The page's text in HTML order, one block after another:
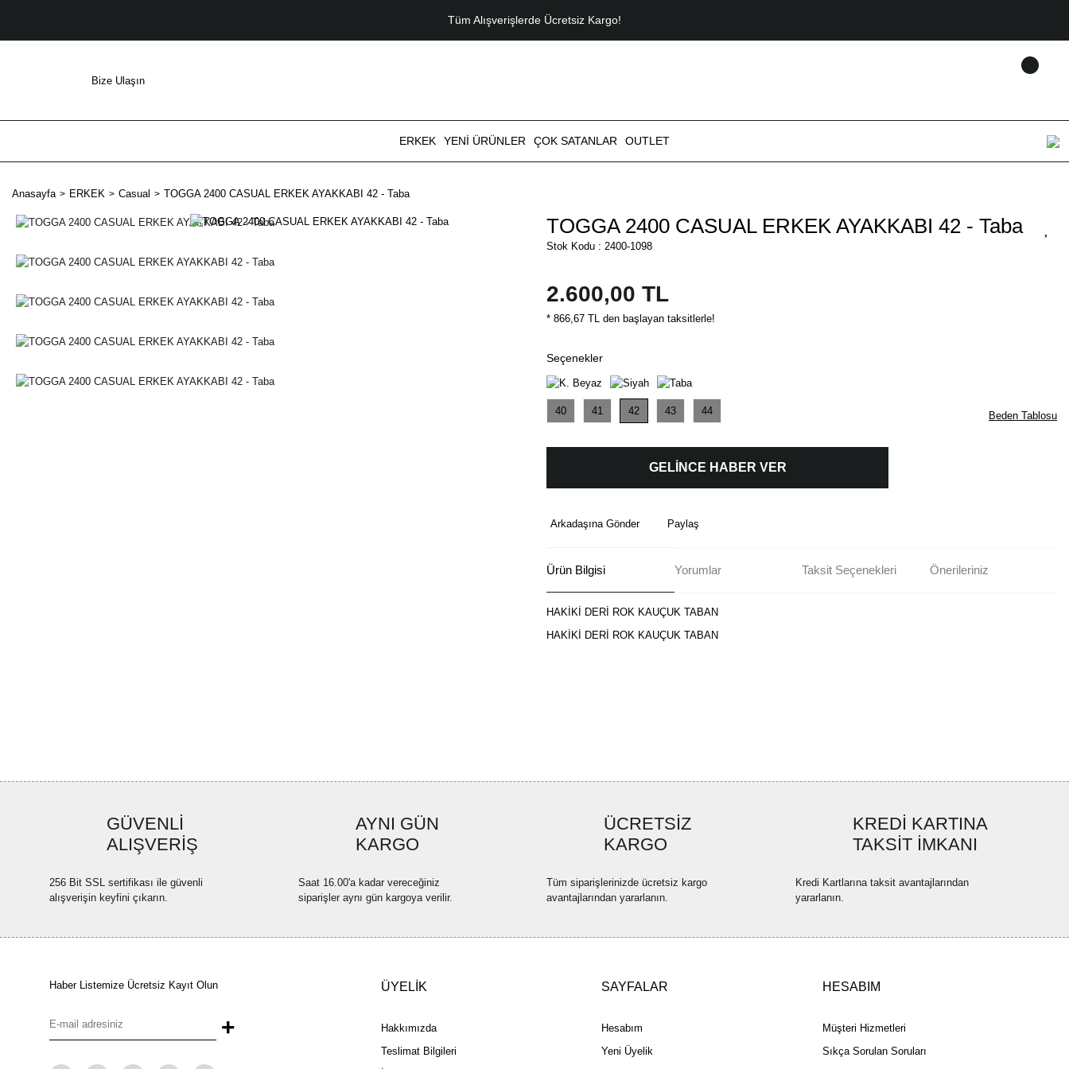
Tüm Alışverişlerde Ücretsiz Kargo!
Bize Ulaşın
ERKEK YENİ ÜRÜNLER ÇOK SATANLAR OUTLET
Anasayfa ERKEK Casual TOGGA 2400 CASUAL ERKEK AYAKKABI 42 - Taba
TOGGA 2400 CASUAL ERKEK AYAKKABI 42 - Taba
Stok Kodu : 2400-1098
2.600,00 TL
* 866,67 TL den başlayan taksitlerle!
Seçenekler
40 41 42 43 44 Beden Tablosu
GELİNCE HABER VER
Arkadaşına Gönder Paylaş
Ürün Bilgisi Yorumlar Taksit Seçenekleri Önerileriniz
HAKİKİ DERİ ROK KAUÇUK TABAN
HAKİKİ DERİ ROK KAUÇUK TABAN
Ürün fiyatı diğer sitelerden daha pahalı.
Bu ürüne benzer farklı alternatifler olmalı.
GÜVENLİ
ALIŞVERİŞ
256 Bit SSL sertifikası ile güvenli
alışverişin keyfini çıkarın.
AYNI GÜN
KARGO
Saat 16.00'a kadar vereceğiniz
siparişler aynı gün kargoya verilir.
ÜCRETSİZ
KARGO
Tüm siparişlerinizde ücretsiz kargo
avantajlarından yararlanın.
KREDİ KARTINA
TAKSİT İMKANI
Kredi Kartlarına taksit avantajlarından
yararlanın.
Haber Listemize Ücretsiz Kayıt Olun
+
ÜYELİK
Hakkımızda
Teslimat Bilgileri
SAYFALAR
Hesabım
Yeni Üyelik
HESABIM
Müşteri Hizmetleri
Sıkça Sorulan Soruları